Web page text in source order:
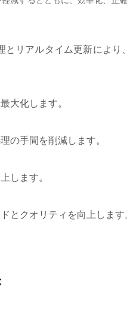
リアルタイム更新により
大化します。
の手間を削減します。
します。
クオリティを向上します。